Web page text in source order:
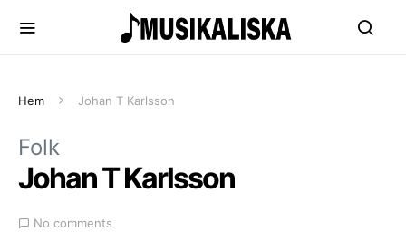
Hem Johan T Karlsson
Folk
Johan T Karlsson
No comments